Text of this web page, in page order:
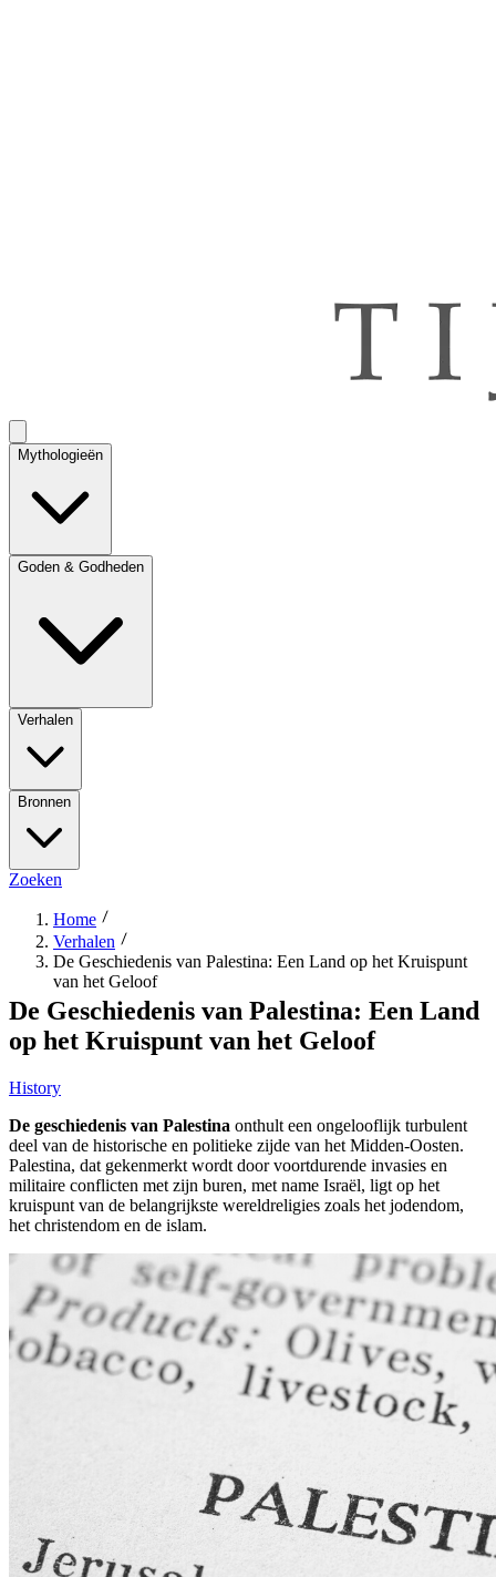
Mythologieën
Goden & Godheden
Verhalen
Bronnen
Zoeken
Home
Verhalen
De Geschiedenis van Palestina: Een Land op het Kruispunt
van het Geloof
De Geschiedenis van Palestina: Een Land
op het Kruispunt van het Geloof
History
De geschiedenis van Palestina onthult een ongelooflijk turbulent
deel van de historische en politieke zijde van het Midden-Oosten.
Palestina, dat gekenmerkt wordt door voortdurende invasies en
militaire conflicten met zijn buren, met name Israël, ligt op het
kruispunt van de belangrijkste wereldreligies zoals het jodendom,
het christendom en de islam.